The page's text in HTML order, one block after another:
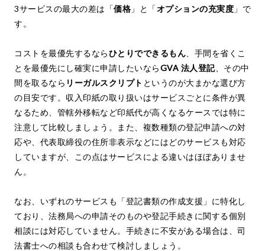
3サービスの最大の差は「価格 」と「オプションの充実度 」で
す。
コストを最優先するならひとりでできるもん 、手間を省くこ
とを最優先にし確実に申請したいならGVA 法人登記、その中
間を取るなら リーガルスクリプト というのが大まかな選び方
の目安です。収入印紙の取り扱いはサービスごとに条件が異
なるため、管轄外移転など印紙代が高くなるケースでは特に
注意して比較しましょう。また、複数種類の登記申請への対
応や、代表取締役の住所非表示などにはどのサービスも対応
していますが、この点はサービスによる違いはほぼありませ
ん。
なお、いずれのサービスも「登記書類の作成支援」に特化し
ており、法務局への申請そのものや登記手続きに関する個別
相談には対応していません。手続きに不安がある場合は、司
法書士への相談も合わせて検討しましょう。